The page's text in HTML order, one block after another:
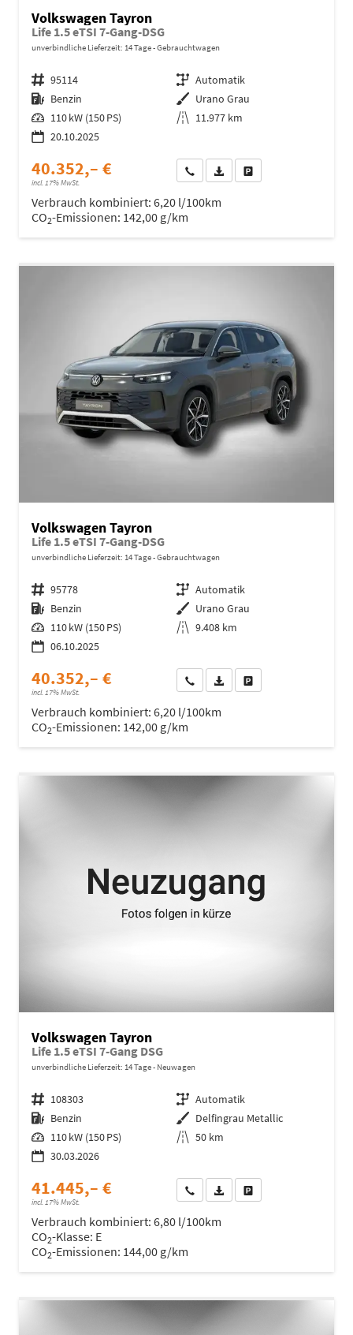
Volkswagen Tayron
Life 1.5 eTSI 7-Gang-DSG
unverbindliche Lieferzeit: 14 Tage Gebrauchtwagen
Fahrzeugnr. 95114 Getriebe Automatik
Kraftstoff Benzin Außenfarbe Urano Grau
Leistung 110 kW (150 PS) Kilometerstand 11.977 km
20.10.2025
40.352,– €
incl. 17% MwSt.
Wir rufen Sie anFahrzeugexposé (PDF)
Verbrauch kombiniert: 6,20 l/100km
CO2-Emissionen: 142,00 g/km
Volkswagen Tayron
Life 1.5 eTSI 7-Gang-DSG
unverbindliche Lieferzeit: 14 Tage Gebrauchtwagen
Fahrzeugnr. 95778 Getriebe Automatik
Kraftstoff Benzin Außenfarbe Urano Grau
Leistung 110 kW (150 PS) Kilometerstand 9.408 km
06.10.2025
40.352,– €
incl. 17% MwSt.
Wir rufen Sie anFahrzeugexposé (PDF)
Verbrauch kombiniert: 6,20 l/100km
CO2-Emissionen: 142,00 g/km
Volkswagen Tayron
Life 1.5 eTSI 7-Gang DSG
unverbindliche Lieferzeit: 14 Tage Neuwagen
Fahrzeugnr. 108303 Getriebe Automatik
Kraftstoff Benzin Außenfarbe Delfingrau Metallic
Leistung 110 kW (150 PS) Kilometerstand 50 km
30.03.2026
41.445,– €
incl. 17% MwSt.
Wir rufen Sie anFahrzeugexposé (PDF)
Verbrauch kombiniert: 6,80 l/100km
CO2-Klasse: E
CO2-Emissionen: 144,00 g/km